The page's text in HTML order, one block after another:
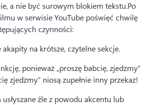
a nie być surowym blokiem tekstu.Po
w serwisie YouTube poświęć chwilę
czynności:
akapity na krótsze, czytelne sekcje.
ponieważ „proszę babcię, zjedzmy”
zjedzmy” niosą zupełnie inny przekaz!
usłyszane źle z powodu akcentu lub